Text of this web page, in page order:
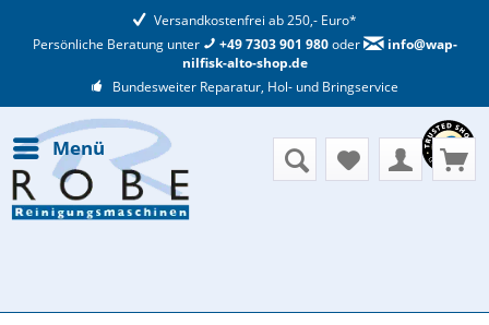
Versandkostenfrei ab 250,- Euro*
Persönliche Beratung unter
+49 7303 901 980oder
info@wap-
nilfisk-alto-shop.de
Bundesweiter Reparatur, Hol- und Bringservice
Menü